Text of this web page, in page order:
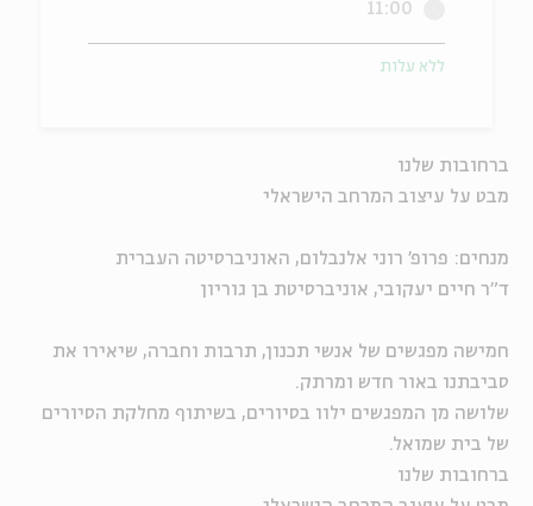
ברחובות שלנו
מבט על עיצוב המרחב הישראלי
מנחים: פרופ' רוני אלנבלום, האוניברסיטה העברית
ד"ר חיים יעקובי, אוניברסיטת בן גוריון
חמישה מפגשים של אנשי תכנון, תרבות וחברה, שיאירו את
סביבתנו באור חדש ומרתק.
שלושה מן המפגשים ילוו בסיורים, בשיתוף מחלקת הסיורים
של בית שמואל.
ברחובות שלנו
11:00
ללא עלות